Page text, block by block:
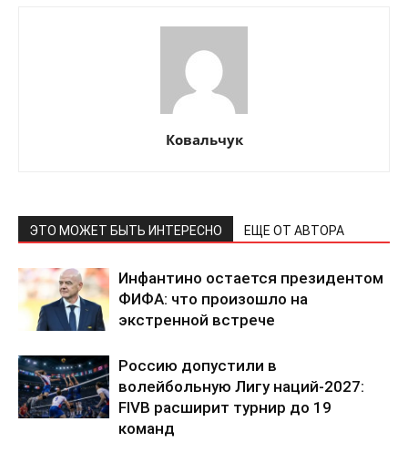
О нас
Связаться с нами
Отказ от ответственности
Подписка
Мой аккаунт
Ковальчук
ЭТО МОЖЕТ БЫТЬ ИНТЕРЕСНО ЕЩЕ ОТ АВТОРА
Инфантино остается президентом
ФИФА: что произошло на
экстренной встрече
Россию допустили в
волейбольную Лигу наций-2027:
FIVB расширит турнир до 19
команд